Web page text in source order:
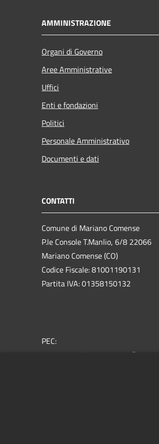
AMMINISTRAZIONE
Organi di Governo
Aree Amministrative
Uffici
Enti e fondazioni
Politici
Personale Amministrativo
Documenti e dati
CONTATTI
Comune di Mariano Comense
P.le Console T.Manlio, 6/8 22066
Mariano Comense (CO)
Codice Fiscale: 81001190131
Partita IVA: 01358150132
PEC: